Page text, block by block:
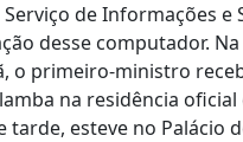
de Informações e
desse computador.
o primeiro-ministro
na residência oficial
tarde, esteve no Palácio